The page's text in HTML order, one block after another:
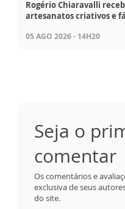
Rogério Chiaravalli
artesanatos criativos e
05 AGO 2026 - 14H20
Seja o
comentar
Os comentários e
exclusiva de seus
do site.